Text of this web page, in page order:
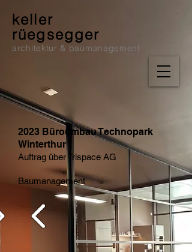
keller
rüegsegger
architektur & baumanagement
2023 Büroumbau Technopark
Winterthur
Auftrag über Trispace AG
Baumanagement